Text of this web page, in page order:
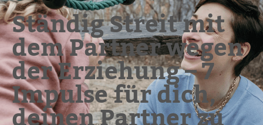
Ständig Streit mit
dem Partner wegen
der Erziehung – 7
Impulse für dich,